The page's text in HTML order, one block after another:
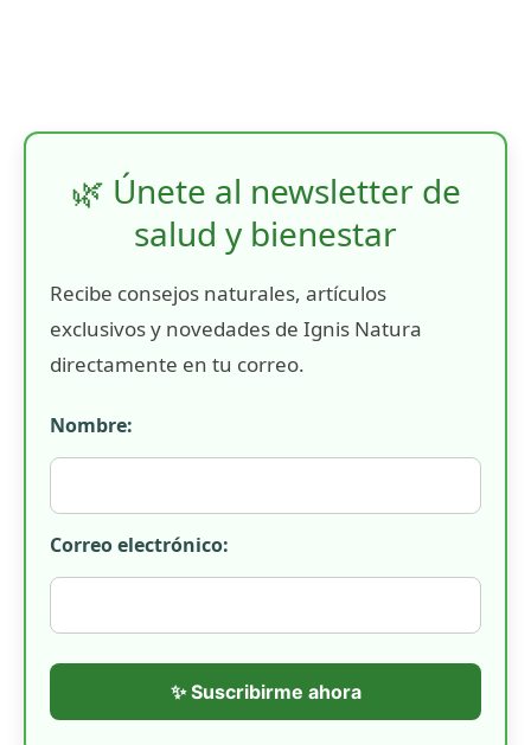
🌿 Únete al newsletter de
salud y bienestar
Recibe consejos naturales, artículos
exclusivos y novedades de Ignis Natura
directamente en tu correo.
Nombre:
Correo electrónico:
✨ Suscribirme ahora